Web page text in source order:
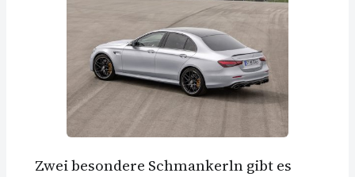
Zwei besondere Schmankerln gibt es